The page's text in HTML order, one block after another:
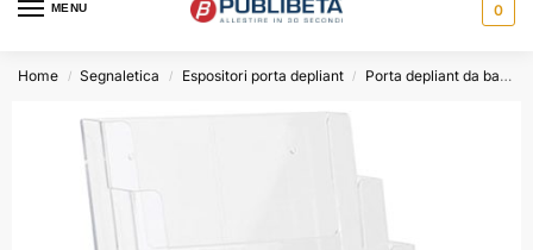
MENU 0
Home / Segnaletica / Espositori porta depliant / Porta depliant da banco